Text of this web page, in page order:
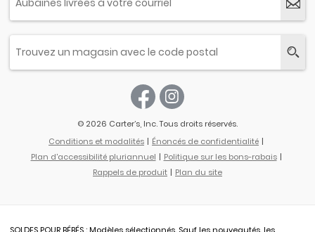
© 2026 Carter’s, Inc. Tous droits réservés.
Conditions et modalités
Énoncés de confidentialité
Plan d'accessibilité pluriannuel
Politique sur les bons-rabais
Rappels de produit
Plan du site
SOLDES POUR BÉBÉS : Modèles sélectionnés. Sauf les nouveautés. les